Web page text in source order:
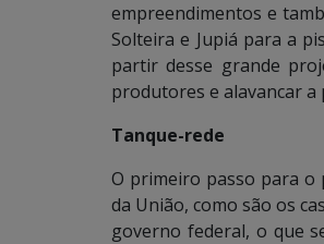
empreendimentos e
Solteira e Jupiá para a
partir desse grande
produtores e alavancar a
Tanque-rede
O primeiro passo para
da União, como são os
governo federal, o que